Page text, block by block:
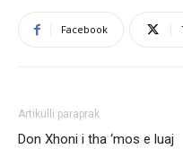
Facebook
Artikulli paraprak
Don Xhoni i tha ‘mos e luaj